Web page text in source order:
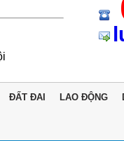
ĐẤT ĐAI LAO ĐỘNG